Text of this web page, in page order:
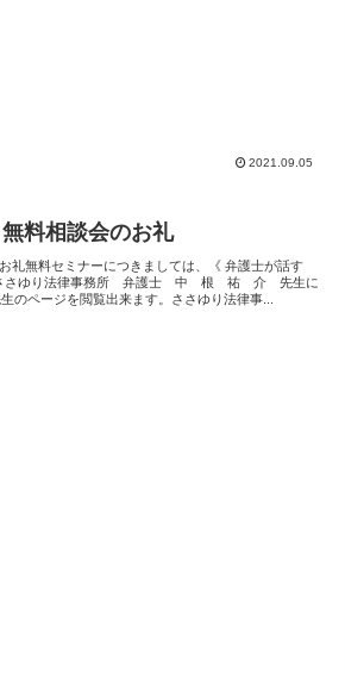
2021.09.05
料相談会のお礼
礼無料セミナーにつきましては、《 弁護士が話す
ささゆり法律事務所 弁護士 中 根 祐 介 先生に
のページを閲覧出来ます。ささゆり法律事...